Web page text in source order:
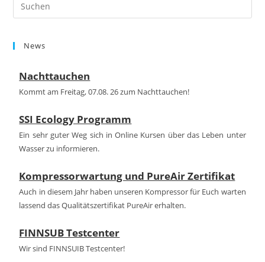
News
Nachttauchen
Kommt am Freitag, 07.08. 26 zum Nachttauchen!
SSI Ecology Programm
Ein sehr guter Weg sich in Online Kursen über das Leben unter
Wasser zu informieren.
Kompressorwartung und PureAir Zertifikat
Auch in diesem Jahr haben unseren Kompressor für Euch warten
lassend das Qualitätszertifikat PureAir erhalten.
FINNSUB Testcenter
Wir sind FINNSUIB Testcenter!